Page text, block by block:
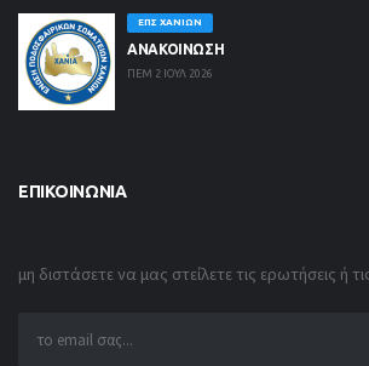
ΕΠΣ ΧΑΝΊΩΝ
ΑΝΑΚΟΙΝΩΣΗ
ΠΕΜ 2 ΙΟΥΛ 2026
ΕΠΙΚΟΙΝΩΝΊΑ
μη διστάσετε να μας στείλετε τις ερωτήσεις ή